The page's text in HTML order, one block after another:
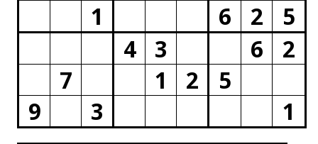
1
6 2
5
4
3 6
2
7
1 2
5
9
3 1